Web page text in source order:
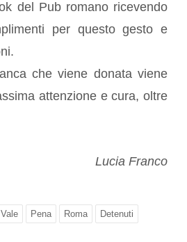
del Pub romano ricevendo
per questo gesto e
che viene donata viene
attenzione e cura, oltre
Lucia Franco
Vale Pena Roma Detenuti